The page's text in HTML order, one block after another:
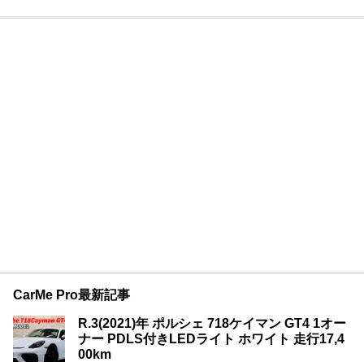
CarMe Pro最新記事
R.3(2021)年 ポルシェ 718ケイマン GT4 1オー
ナー PDLS付きLEDライト ホワイト 走行17,4
00km